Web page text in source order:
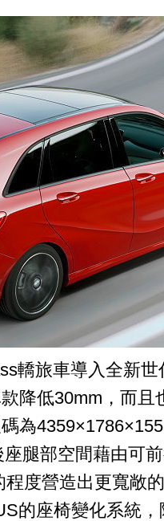
轎旅車導入全新
降低30mm，而且
為
腿部空間藉由可
程度營造出更寬敞
的座椅變化系統